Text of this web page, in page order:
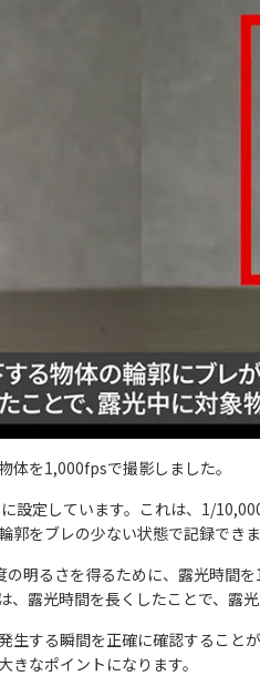
体を1,000fpsで撮影しました。
定しています。これは、1/
をブレの少ない状態で記録できま
明るさを得るために、露光時間
露光時間を長くしたことで、露
する瞬間を正確に確認すること
なポイントになります。